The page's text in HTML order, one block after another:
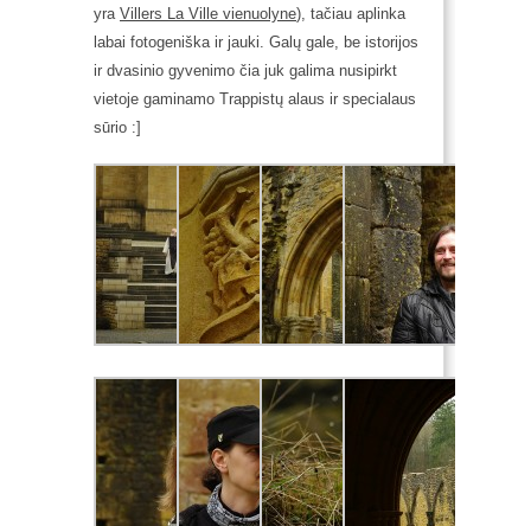
yra Villers La Ville vienuolyne), tačiau aplinka
labai fotogeniška ir jauki. Galų gale, be istorijos
ir dvasinio gyvenimo čia juk galima nusipirkt
vietoje gaminamo Trappistų alaus ir specialaus
sūrio :]